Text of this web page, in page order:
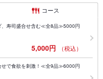
コース
、寿司盛合せ含む≪全8品≫5000円
5,000円 （税込）
せで食欲を刺激！≪全9品≫6000円